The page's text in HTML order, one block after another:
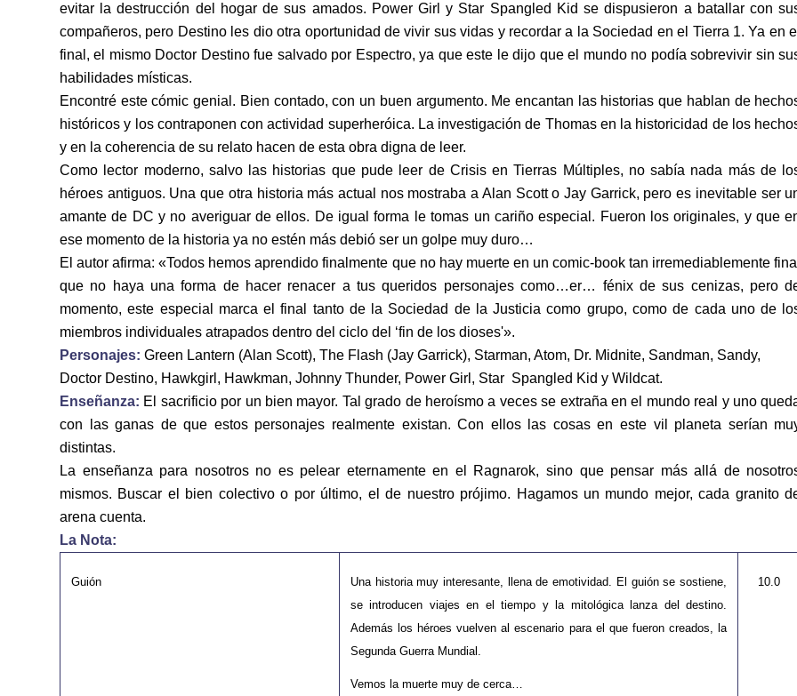
evitar la destrucción del hogar de sus amados. Power Girl y Star Spangled Kid se dispusieron a batallar con
compañeros, pero Destino les dio otra oportunidad de vivir sus vidas y recordar a la Sociedad en el Tierra 1. Ya en el
final, el mismo Doctor Destino fue salvado por Espectro, ya que este le dijo que el mundo no podía sobrevivir sin
habilidades místicas.
Encontré este cómic genial. Bien contado, con un buen argumento. Me encantan las historias que hablan de
históricos y los contraponen con actividad superheróica. La investigación de Thomas en la historicidad de los
y en la coherencia de su relato hacen de esta obra digna de leer.
Como lector moderno, salvo las historias que pude leer de Crisis en Tierras Múltiples, no sabía nada más de
héroes antiguos. Una que otra historia más actual nos mostraba a Alan Scott o Jay Garrick, pero es inevitable ser
amante de DC y no averiguar de ellos. De igual forma le tomas un cariño especial. Fueron los originales, y que
ese momento de la historia ya no estén más debió ser un golpe muy duro…
El autor afirma: «Todos hemos aprendido finalmente que no hay muerte en un comic-book tan irremediablemente final
que no haya una forma de hacer renacer a tus queridos personajes como…er… fénix de sus cenizas, pero
momento, este especial marca el final tanto de la Sociedad de la Justicia como grupo, como de cada uno de
miembros individuales atrapados dentro del ciclo del ‘fin de los dioses'».
Personajes: Green Lantern (Alan Scott), The Flash (Jay Garrick), Starman, Atom, Dr. Midnite, Sandman, Sandy,
Doctor Destino, Hawkgirl, Hawkman, Johnny Thunder, Power Girl, Star Spangled Kid y Wildcat.
Enseñanza: El sacrificio por un bien mayor. Tal grado de heroísmo a veces se extraña en el mundo real y uno
con las ganas de que estos personajes realmente existan. Con ellos las cosas en este vil planeta serían
distintas.
La enseñanza para nosotros no es pelear eternamente en el Ragnarok, sino que pensar más allá de
mismos. Buscar el bien colectivo o por último, el de nuestro prójimo. Hagamos un mundo mejor, cada granito
arena cuenta.
La Nota:
Guión
Una historia muy interesante, llena de emotividad. El guión se sostiene,
se introducen viajes en el tiempo y la mitológica lanza del destino.
Además los héroes vuelven al escenario para el que fueron creados, la
Segunda Guerra Mundial.
Vemos la muerte muy de cerca…
10.0